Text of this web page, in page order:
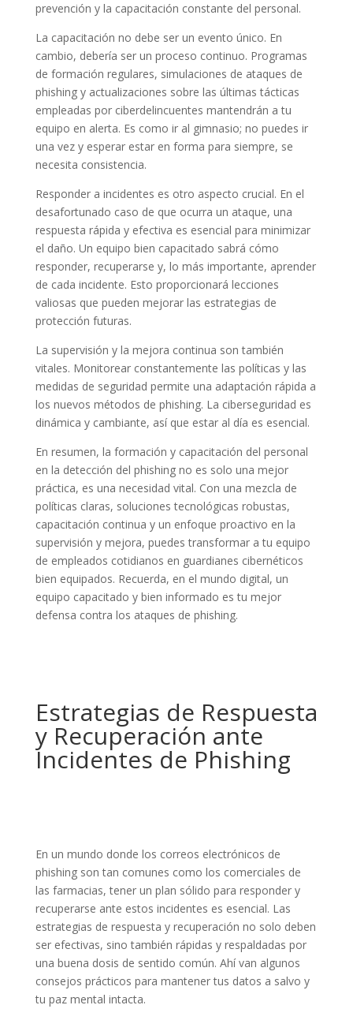
prevención y la capacitación constante del personal.
La capacitación no debe ser un evento único. En
cambio, debería ser un proceso continuo. Programas
de formación regulares, simulaciones de ataques de
phishing y actualizaciones sobre las últimas tácticas
empleadas por ciberdelincuentes mantendrán a tu
equipo en alerta. Es como ir al gimnasio; no puedes ir
una vez y esperar estar en forma para siempre, se
necesita consistencia.
Responder a incidentes es otro aspecto crucial. En el
desafortunado caso de que ocurra un ataque, una
respuesta rápida y efectiva es esencial para minimizar
el daño. Un equipo bien capacitado sabrá cómo
responder, recuperarse y, lo más importante, aprender
de cada incidente. Esto proporcionará lecciones
valiosas que pueden mejorar las estrategias de
protección futuras.
La supervisión y la mejora continua son también
vitales. Monitorear constantemente las políticas y las
medidas de seguridad permite una adaptación rápida a
los nuevos métodos de phishing. La ciberseguridad es
dinámica y cambiante, así que estar al día es esencial.
En resumen, la formación y capacitación del personal
en la detección del phishing no es solo una mejor
práctica, es una necesidad vital. Con una mezcla de
políticas claras, soluciones tecnológicas robustas,
capacitación continua y un enfoque proactivo en la
supervisión y mejora, puedes transformar a tu equipo
de empleados cotidianos en guardianes cibernéticos
bien equipados. Recuerda, en el mundo digital, un
equipo capacitado y bien informado es tu mejor
defensa contra los ataques de phishing.
Estrategias de Respuesta
y Recuperación ante
Incidentes de Phishing
En un mundo donde los correos electrónicos de
phishing son tan comunes como los comerciales de
las farmacias, tener un plan sólido para responder y
recuperarse ante estos incidentes es esencial. Las
estrategias de respuesta y recuperación no solo deben
ser efectivas, sino también rápidas y respaldadas por
una buena dosis de sentido común. Ahí van algunos
consejos prácticos para mantener tus datos a salvo y
tu paz mental intacta.